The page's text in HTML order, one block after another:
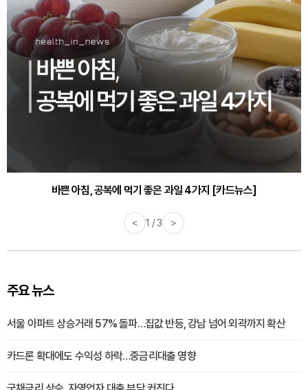
바쁜 아침, 공복에 먹기 좋은 과일 4가지 [카드뉴스]
30대부터 유병률 2배...여자에게 꼭 필요한 검사는? [카드뉴스]
< 1 / 3 >
주요 뉴스
서울 아파트 상승거래 57% 돌파…집값 반등, 강남 넘어 외곽까지 확산
카드론 확대에도 수익성 하락…중금리대출 영향